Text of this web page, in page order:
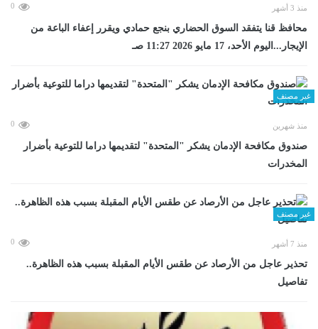
منذ 3 أشهر 0
محافظ قنا يتفقد السوق الحضاري بنجع حمادي ويقرر إعفاء الباعة من
الإيجار...اليوم الأحد، 17 مايو 2026 11:27 صـ
غير مصنف
منذ شهرين 0
صندوق مكافحة الإدمان يشكر "المتحدة" لتقديمها دراما للتوعية بأضرار
المخدرات
غير مصنف
منذ 7 أشهر 0
تحذير عاجل من الأرصاد عن طقس الأيام المقبلة بسبب هذه الظاهرة..
تفاصيل